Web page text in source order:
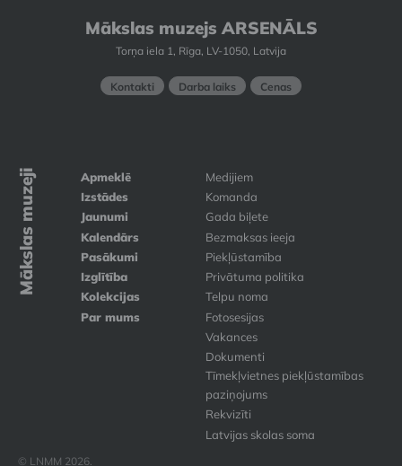
Mākslas muzejs ARSENĀLS
Torņa iela 1, Rīga, LV-1050, Latvija
Kontakti Darba laiks Cenas
Mākslas muzeji
Apmeklē
Izstādes
Jaunumi
Kalendārs
Pasākumi
Izglītība
Kolekcijas
Par mums
Medijiem
Komanda
Gada biļete
Bezmaksas ieeja
Piekļūstamība
Privātuma politika
Telpu noma
Fotosesijas
Vakances
Dokumenti
Tīmekļvietnes piekļūstamības
paziņojums
Rekvizīti
Latvijas skolas soma
© LNMM 2026.